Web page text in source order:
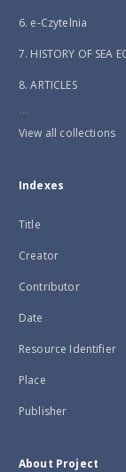
6. e-Czytelnia
7. HISTORY OF SEA
8. ARTICLES
...
View all collections
Indexes
Title
Creator
Contributor
Date
Resource Identifier
Place
Publisher
About Project